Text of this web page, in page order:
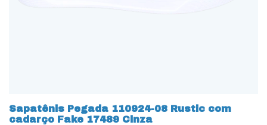
Sapatênis Pegada 110924-08 Rustic com
cadarço Fake 17489 Cinza